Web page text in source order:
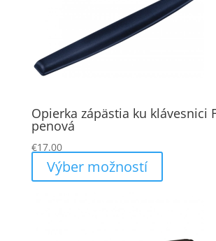
Opierka zápästia ku klávesnici
penová
€17.00
Výber možností